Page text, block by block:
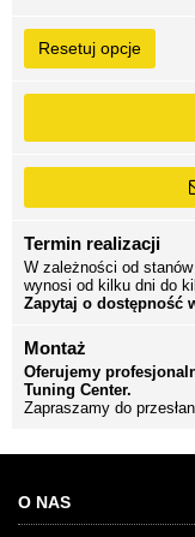
Resetuj opcje
Termin realizacji
W zależności od
wynosi od kilku dni do
Zapytaj o dostępność
Montaż
Oferujemy
Tuning Center.
Zapraszamy do
O NAS